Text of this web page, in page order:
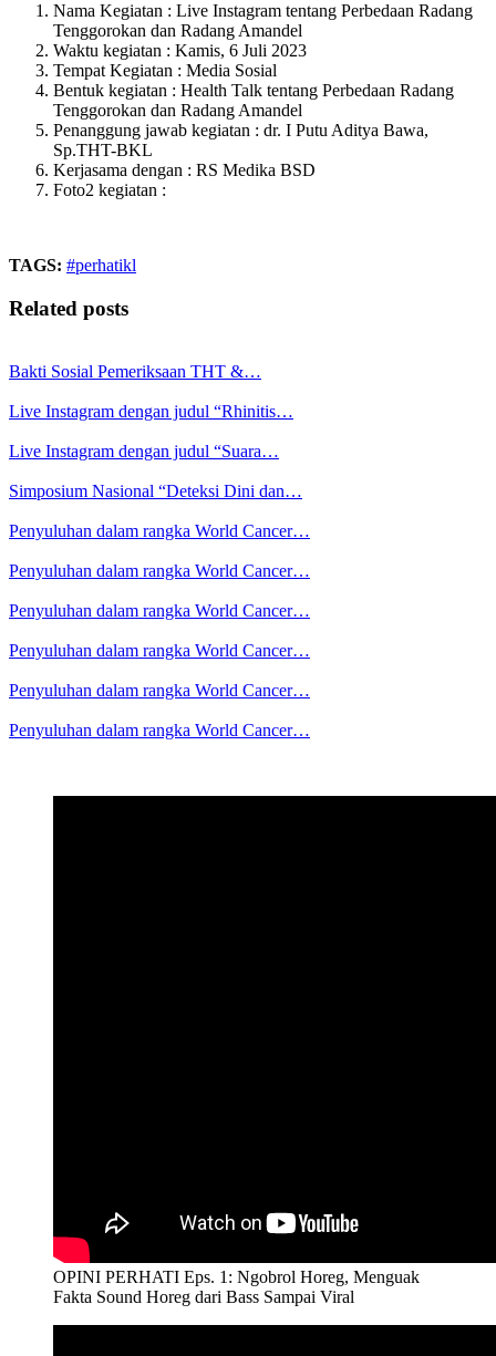
Nama Kegiatan : Live Instagram tentang Perbedaan Radang
Tenggorokan dan Radang Amandel
Waktu kegiatan : Kamis, 6 Juli 2023
Tempat Kegiatan : Media Sosial
Bentuk kegiatan : Health Talk tentang Perbedaan Radang
Tenggorokan dan Radang Amandel
Penanggung jawab kegiatan : dr. I Putu Aditya Bawa,
Sp.THT-BKL
Kerjasama dengan : RS Medika BSD
Foto2 kegiatan :
TAGS: #perhatikl
Related posts
Bakti Sosial Pemeriksaan THT &…
Live Instagram dengan judul “Rhinitis…
Live Instagram dengan judul “Suara…
Simposium Nasional “Deteksi Dini dan…
Penyuluhan dalam rangka World Cancer…
Penyuluhan dalam rangka World Cancer…
Penyuluhan dalam rangka World Cancer…
Penyuluhan dalam rangka World Cancer…
Penyuluhan dalam rangka World Cancer…
Penyuluhan dalam rangka World Cancer…
OPINI PERHATI Eps. 1: Ngobrol Horeg, Menguak
Fakta Sound Horeg dari Bass Sampai Viral